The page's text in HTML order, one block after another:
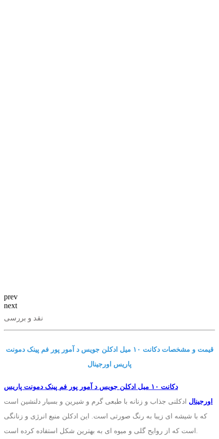
prev
next
نقد و بررسی
قیمت و مشخصات دکانت ١٠ میل ادکلن جویس د آمور پور فم پینک دمونت
پاریس اورجینال
دکانت ١٠ میل ادکلن جویس د آمور پور فم پینک دمونت پاریس
اورجینال ادکلنی جذاب و زنانه با طبعی گرم و شیرین و بسیار دلنشین است
که با شیشه ای زیبا به رنگ صورتی است. این ادکلن منبع انرژی و زنانگی